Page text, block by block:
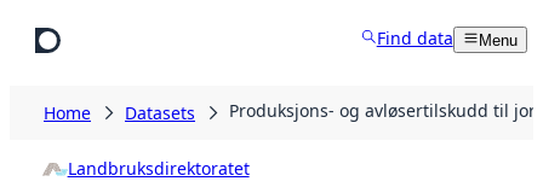
Find data Menu
Home Datasets Produksjons- og avløsertilskudd til
Landbruksdirektoratet